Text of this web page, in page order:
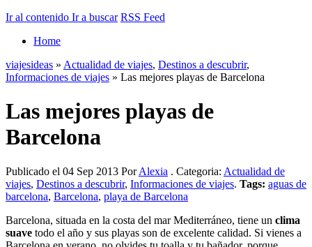
Ir al contenido Ir a buscar RSS Feed
Home
viajesideas » Actualidad de viajes, Destinos a descubrir,
Informaciones de viajes » Las mejores playas de Barcelona
Las mejores playas de
Barcelona
Publicado el 04 Sep 2013 PorAlexia . Categoria: Actualidad de
viajes, Destinos a descubrir, Informaciones de viajes. Tags: aguas de
barcelona, Barcelona, playa de Barcelona
Barcelona, situada en la costa del mar Mediterráneo, tiene un clima
suave todo el año y sus playas son de excelente calidad. Si vienes a